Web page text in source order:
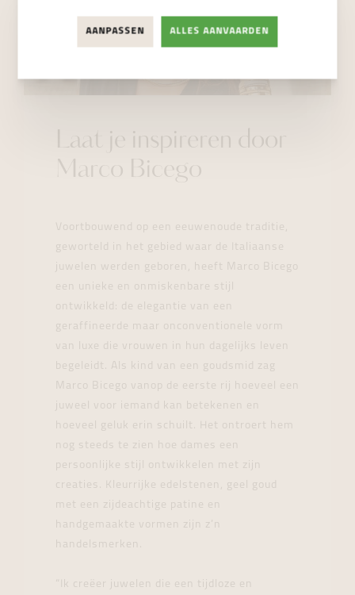
Laat je inspireren door
Marco Bicego
Voortbouwend op een eeuwenoude traditie,
geworteld in het gebied waar de Italiaanse
juwelen werden geboren, heeft Marco Bicego
een unieke en onmiskenbare stijl
ontwikkeld: de elegantie van een
geraffineerde maar onconventionele vorm
van luxe die vrouwen in hun dagelijks leven
begeleidt. Als kind van een goudsmid zag
Marco Bicego vanop de eerste rij hoeveel een
juweel voor iemand kan betekenen en
hoeveel geluk erin schuilt. Het ontroert hem
nog steeds te zien hoe dames een
persoonlijke stijl ontwikkelen met zijn
creaties. Kleurrijke edelstenen, geel goud
met een zijdeachtige patine en
handgemaakte vormen zijn z’n
handelsmerken.
“Ik creëer juwelen die een tijdloze en
AANPASSEN ALLES AANVAARDEN